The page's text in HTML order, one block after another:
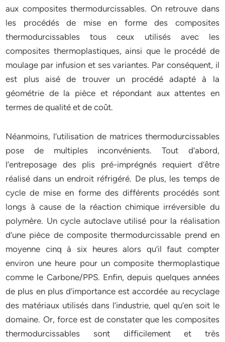
aux composites thermodurcissables. On retrouve dans
les procédés de mise en forme des composites
thermodurcissables tous ceux utilisés avec les
composites thermoplastiques, ainsi que le procédé de
moulage par infusion et ses variantes. Par conséquent, il
est plus aisé de trouver un procédé adapté à la
géométrie de la pièce et répondant aux attentes en
termes de qualité et de coût.
Néanmoins, l’utilisation de matrices thermodurcissables
pose de multiples inconvénients. Tout d’abord,
l’entreposage des plis pré-imprégnés requiert d’être
réalisé dans un endroit réfrigéré. De plus, les temps de
cycle de mise en forme des différents procédés sont
longs à cause de la réaction chimique irréversible du
polymère. Un cycle autoclave utilisé pour la réalisation
d’une pièce de composite thermodurcissable prend en
moyenne cinq à six heures alors qu’il faut compter
environ une heure pour un composite thermoplastique
comme le Carbone/PPS. Enfin, depuis quelques années
de plus en plus d’importance est accordée au recyclage
des matériaux utilisés dans l’industrie, quel qu’en soit le
domaine. Or, force est de constater que les composites
thermodurcissables sont difficilement et très